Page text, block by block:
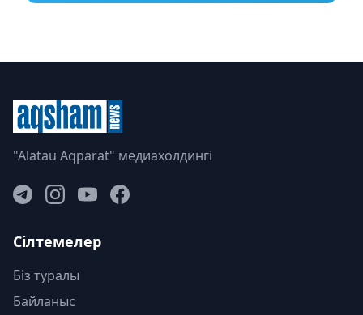
"Alatau Aqparat" медиахолдингі
Сілтемелер
Біз туралы
Байланыс